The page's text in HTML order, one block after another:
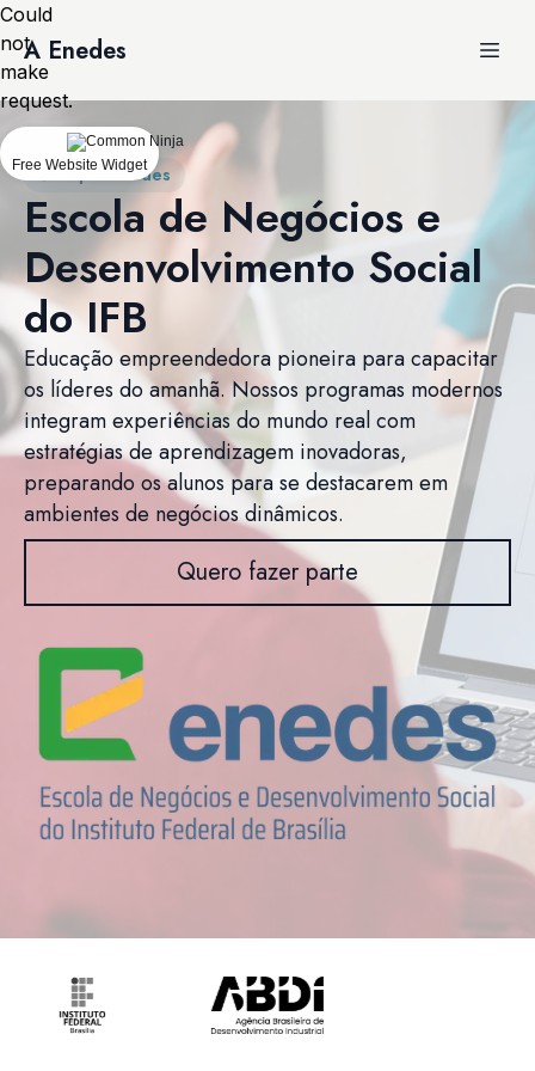
A Enedes
Vem pra Enedes
Escola de Negócios e
Desenvolvimento Social
do IFB
Educação empreendedora pioneira para capacitar
os líderes do amanhã. Nossos programas modernos
integram experiências do mundo real com
estratégias de aprendizagem inovadoras,
preparando os alunos para se destacarem em
ambientes de negócios dinâmicos.
Quero fazer parte
Could
not
make
request.
Free Website Widget